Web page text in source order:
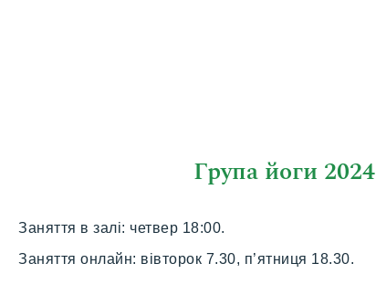
Група йоги 2024
Заняття в залі: четвер 18:00.
Заняття онлайн: вівторок 7.30, п’ятниця 18.30.